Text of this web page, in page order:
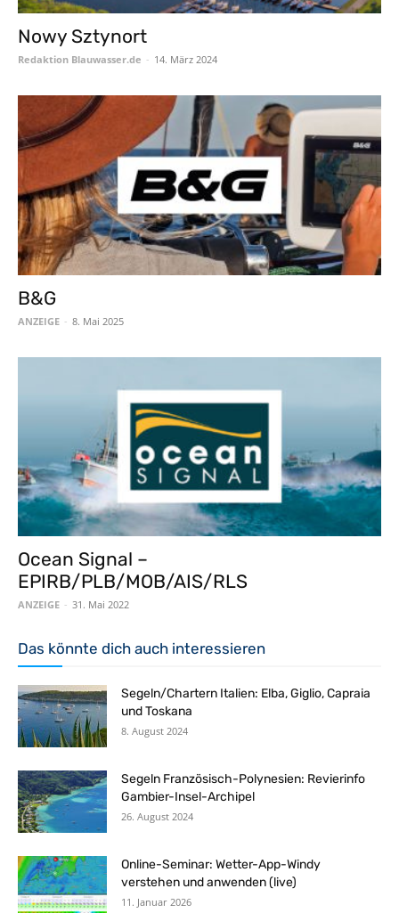
Nowy Sztynort
Redaktion Blauwasser.de - 14. März 2024
B&G
ANZEIGE - 8. Mai 2025
Ocean Signal –
EPIRB/PLB/MOB/AIS/RLS
ANZEIGE - 31. Mai 2022
Das könnte dich auch interessieren
Segeln/Chartern Italien: Elba, Giglio, Capraia
und Toskana
8. August 2024
Segeln Französisch-Polynesien: Revierinfo
Gambier-Insel-Archipel
26. August 2024
Online-Seminar: Wetter-App-Windy
verstehen und anwenden (live)
11. Januar 2026